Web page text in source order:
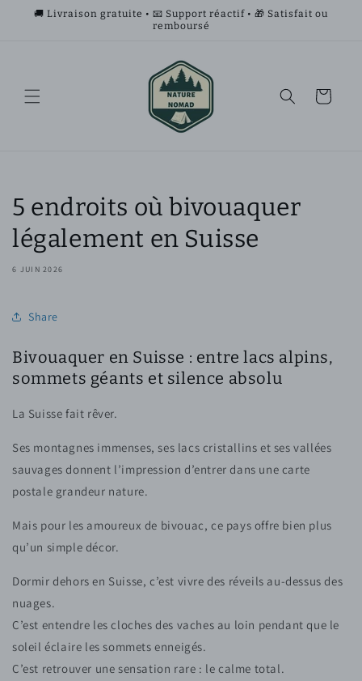
passer
🚚 Livraison gratuite • 📧 Support réactif • 🎁 Satisfait ou
remboursé
Panier
5 endroits où bivouaquer
légalement en Suisse
6 JUIN 2026
Share
Bivouaquer en Suisse : entre lacs alpins,
sommets géants et silence absolu
La Suisse fait rêver.
Ses montagnes immenses, ses lacs cristallins et ses vallées
sauvages donnent l’impression d’entrer dans une carte
postale grandeur nature.
Mais pour les amoureux de bivouac, ce pays offre bien plus
qu’un simple décor.
Dormir dehors en Suisse, c’est vivre des réveils au-dessus des
nuages.
C’est entendre les cloches des vaches au loin pendant que le
soleil éclaire les sommets enneigés.
C’est retrouver une sensation rare : le calme total.